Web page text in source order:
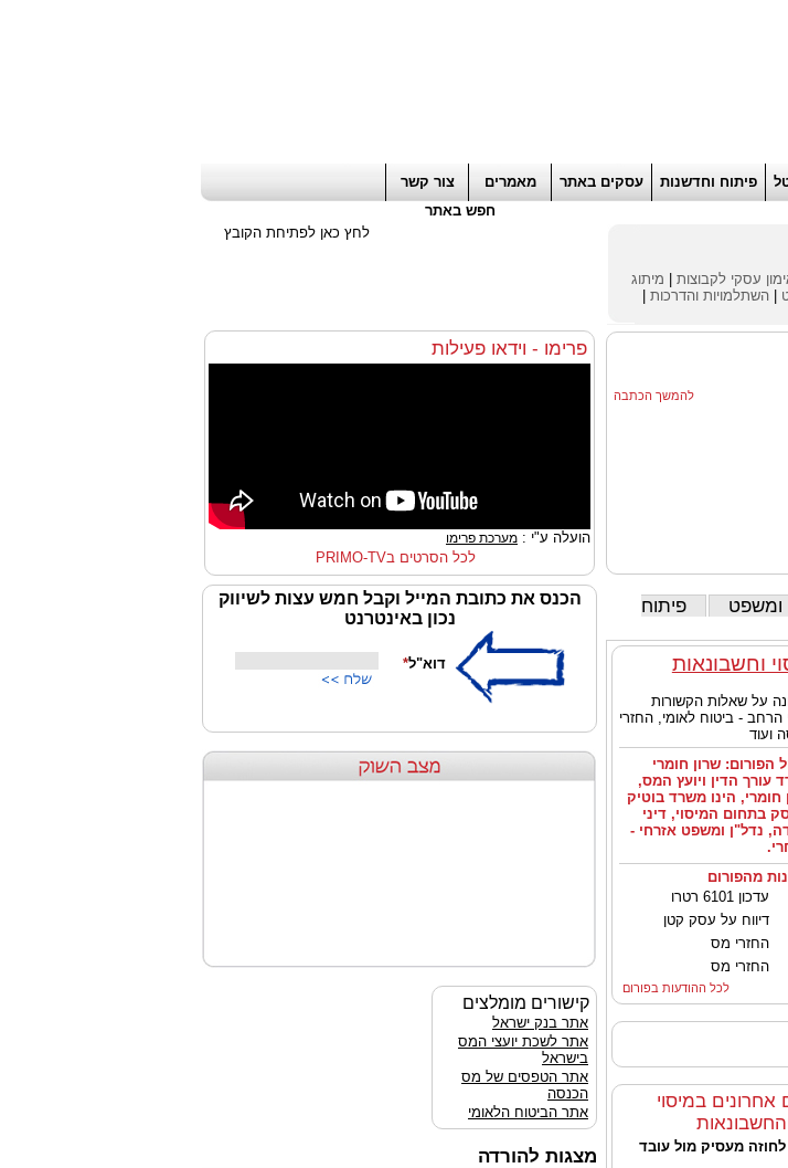
פיתוח וחדשנות עסקים באתר מאמרים
צור קשר
חפש באתר
עסקי לקבוצות
מיתוג
השתלמויות והדרכות
לחץ כאן לפתיחת הקובץ
להמשך הכתבה
פרימו - וידאו פעילות
הועלה ע"י : מערכת פרימו
לכל הסרטים בPRIMO-TV
ומשפט
פיתוח
וחשבונאות
על שאלות הקשורות
הרחב - ביטוח לאומי, החזרי
ועוד
הפורום:שרון חומרי
עורך הדין ויועץ המס,
חומרי, הינו משרד בוטיק
בתחום המיסוי, דיני
נדל"ן ומשפט אזרחי -
מהפורום
עדכון 6101 רטרו
דיווח על עסק קטן
החזרי מס
החזרי מס
לכל ההודעות בפורום
אחרונים במיסוי
מעסיק מול עובד
הכנס את כתובת המייל וקבל חמש עצות לשיווק
נכון באינטרנט
קישורים מומלצים
אתר בנק ישראל
אתר לשכת יועצי המס
בישראל
אתר הטפסים של מס
הכנסה
אתר הביטוח הלאומי
מצגות להורדה